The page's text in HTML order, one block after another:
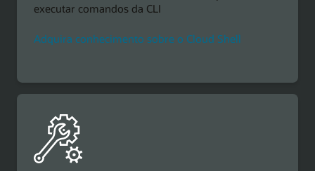
executar comandos da CLI
Adquira conhecimento sobre o Cloud Shell